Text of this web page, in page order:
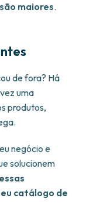
maiores.
de fora? Há
uma
produtos,
negócio e
solucionem
catálogo de